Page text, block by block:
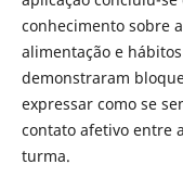
conhecimento sobre a
alimentação e
demonstraram
expressar como se
contato afetivo entre a
turma.